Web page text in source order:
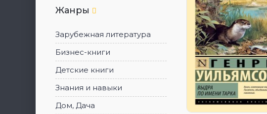
Жанры
Зарубежная литература
Бизнес-книги
Детские книги
Знания и навыки
Дом, Дача